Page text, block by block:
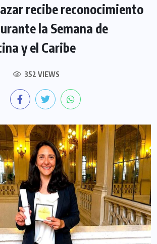
recibe reconocimiento
la Semana de
y el Caribe
352 VIEWS